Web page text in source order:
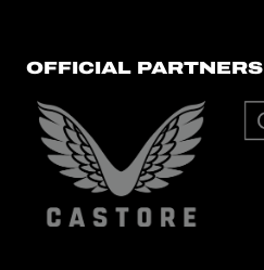
OFFICIAL PARTNERS